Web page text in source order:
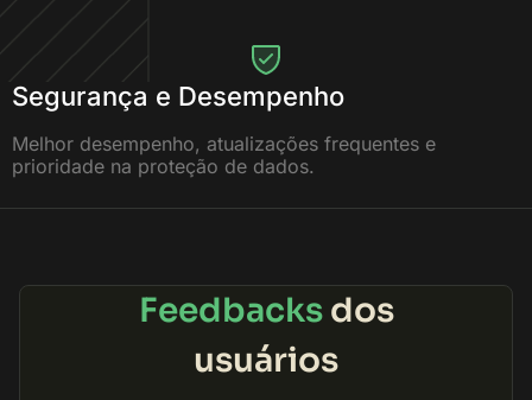
Segurança e Desempenho
Melhor desempenho, atualizações frequentes e
prioridade na proteção de dados.
Feedbacksdos
usuários